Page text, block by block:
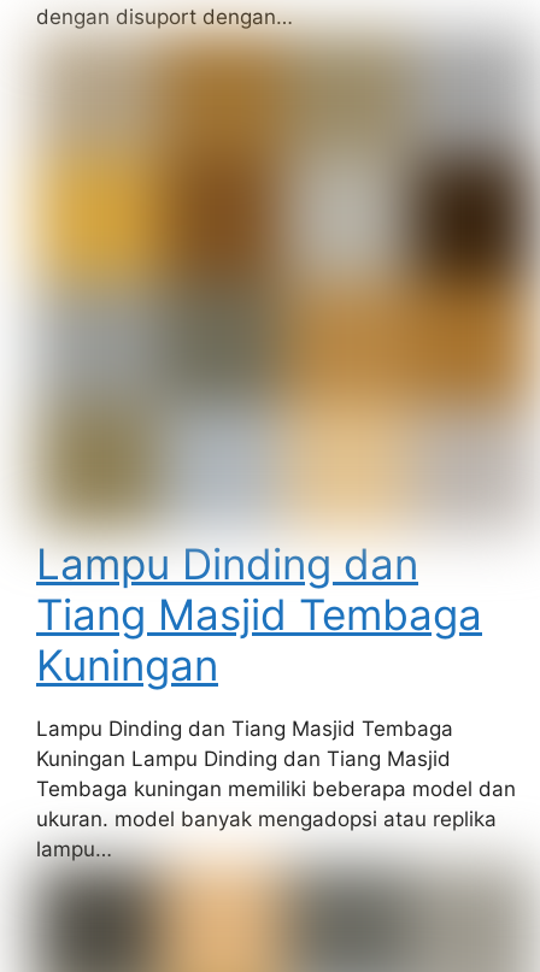
dengan disuport dengan…
Lampu Dinding dan
Tiang Masjid Tembaga
Kuningan
Lampu Dinding dan Tiang Masjid Tembaga
Kuningan Lampu Dinding dan Tiang Masjid
Tembaga kuningan memiliki beberapa model dan
ukuran. model banyak mengadopsi atau replika
lampu…